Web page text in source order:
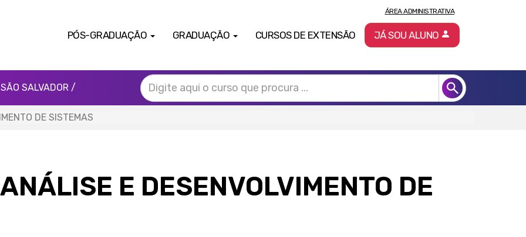
PÓS-GRADUAÇÃO GRADUAÇÃO CURSOS DE EXTENSÃO
ÁREA ADMINISTRATIVA
JÁ SOU ALUNO
SALVADOR /
DE SISTEMAS
E DESENVOLVIMENTO DE